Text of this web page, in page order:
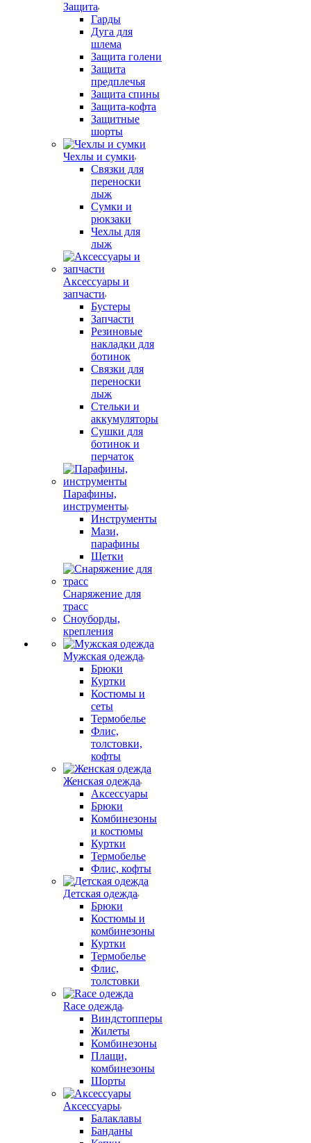
Защита
Гарды
Дуга для
шлема
Защита голени
Защита
предплечья
Защита спины
Защита-кофта
Защитные
шорты
Чехлы и сумки
Связки для
переноски
лыж
Сумки и
рюкзаки
Чехлы для
лыж
Аксессуары и
запчасти
Бустеры
Запчасти
Резиновые
накладки для
ботинок
Связки для
переноски
лыж
Стельки и
аккумуляторы
Сушки для
ботинок и
перчаток
Парафины,
инструменты
Инструменты
Мази,
парафины
Щетки
Снаряжение для
трасс
Сноуборды,
крепления
Мужская одежда
Брюки
Куртки
Костюмы и
сеты
Термобелье
Флис,
толстовки,
кофты
Женская одежда
Аксессуары
Брюки
Комбинезоны
и костюмы
Куртки
Термобелье
Флис, кофты
Детская одежда
Брюки
Костюмы и
комбинезоны
Куртки
Термобелье
Флис,
толстовки
Race одежда
Виндстопперы
Жилеты
Комбинезоны
Плащи,
комбинезоны
Шорты
Аксессуары
Балаклавы
Банданы